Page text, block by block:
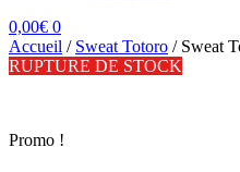
0,00€ 0
Accueil / Sweat Totoro / Sweat
RUPTURE DE STOCK
Promo !